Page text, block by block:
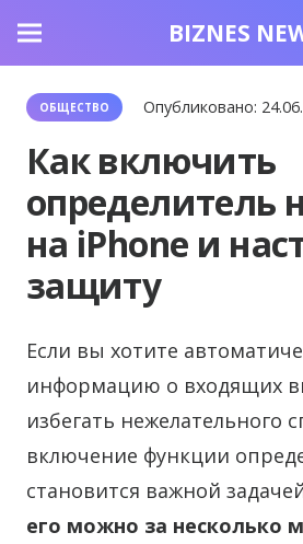
BIZNES
ОБЩЕСТВО Опубликовано:
Как включить
определитель
на iPhone и
защиту
Если вы хотите
информацию о входящих
избегать нежелательного
включение функции
становится важной
его можно за несколько